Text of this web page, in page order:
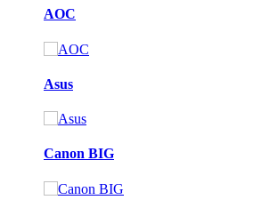
AOC
Asus
Canon BIG